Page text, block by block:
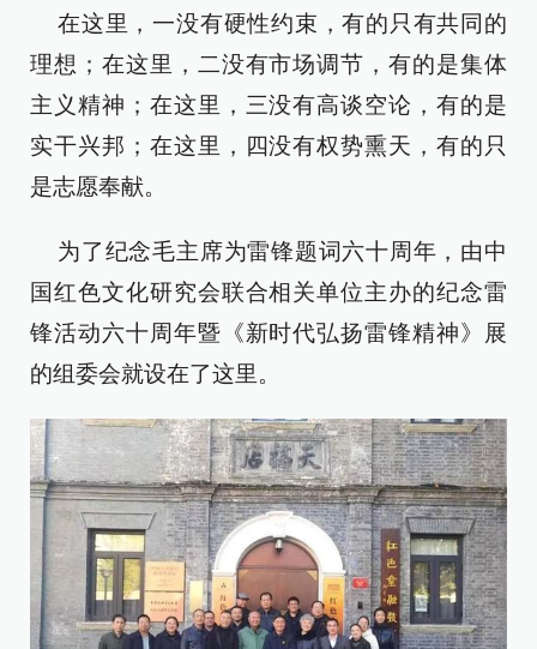
在这里，一没有硬性约束，有的只有共同的
理想；在这里，二没有市场调节，有的是集体
主义精神；在这里，三没有高谈空论，有的是
实干兴邦；在这里，四没有权势熏天，有的只
是志愿奉献。
为了纪念毛主席为雷锋题词六十周年，由中
国红色文化研究会联合相关单位主办的纪念雷
锋活动六十周年暨《新时代弘扬雷锋精神》展
的组委会就设在了这里。‍